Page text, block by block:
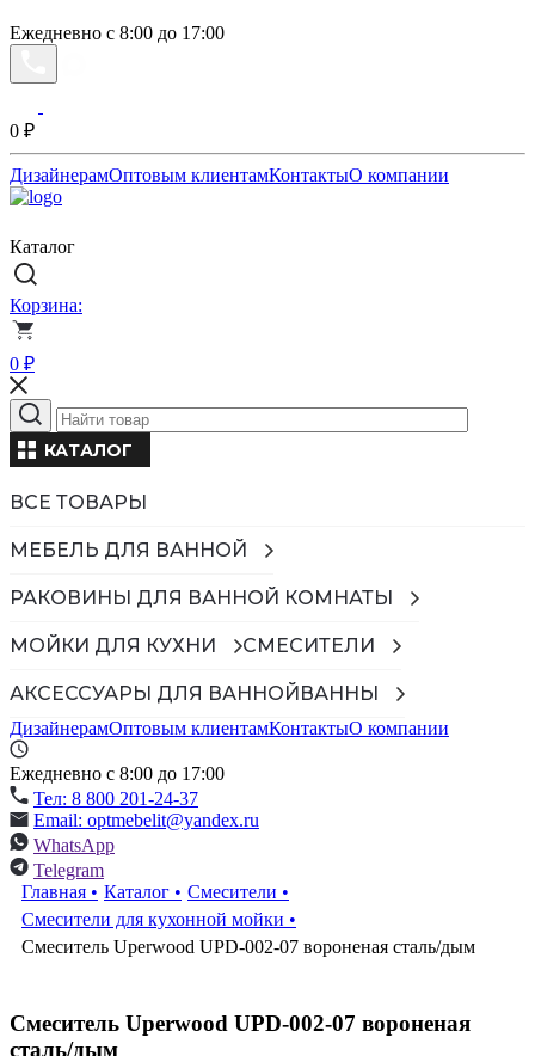
Ежедневно с 8:00 до 17:00
0 ₽
ДизайнерамОптовым клиентамКонтактыО компании
Каталог
Корзина:
0 ₽
КАТАЛОГ
ВСЕ ТОВАРЫ
МЕБЕЛЬ ДЛЯ ВАННОЙ
РАКОВИНЫ ДЛЯ ВАННОЙ КОМНАТЫ
МОЙКИ ДЛЯ КУХНИ СМЕСИТЕЛИ
АКСЕССУАРЫ ДЛЯ ВАННОЙВАННЫ
ДизайнерамОптовым клиентамКонтактыО компании
Ежедневно с 8:00 до 17:00
Тел: 8 800 201-24-37
Email: optmebelit@yandex.ru
WhatsApp
Telegram
Главная • Каталог • Смесители •
Смесители для кухонной мойки •
Смеситель Uperwood UPD-002-07 вороненая сталь/дым
Смеситель Uperwood UPD-002-07 вороненая
сталь/дым